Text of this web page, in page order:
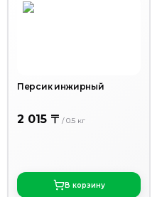
Персик инжирный
2 015 〒 /0.5 кг
В корзину